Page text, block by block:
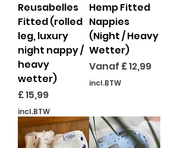
Reusabelles
Fitted (rolled
leg, luxury
night nappy /
heavy
wetter)
Prijs
£ 15,99
incl.BTW
Hemp Fitted
Nappies
(Night / Heavy
Wetter)
Vanaf £ 12,99
Verkoopprijs
incl.BTW